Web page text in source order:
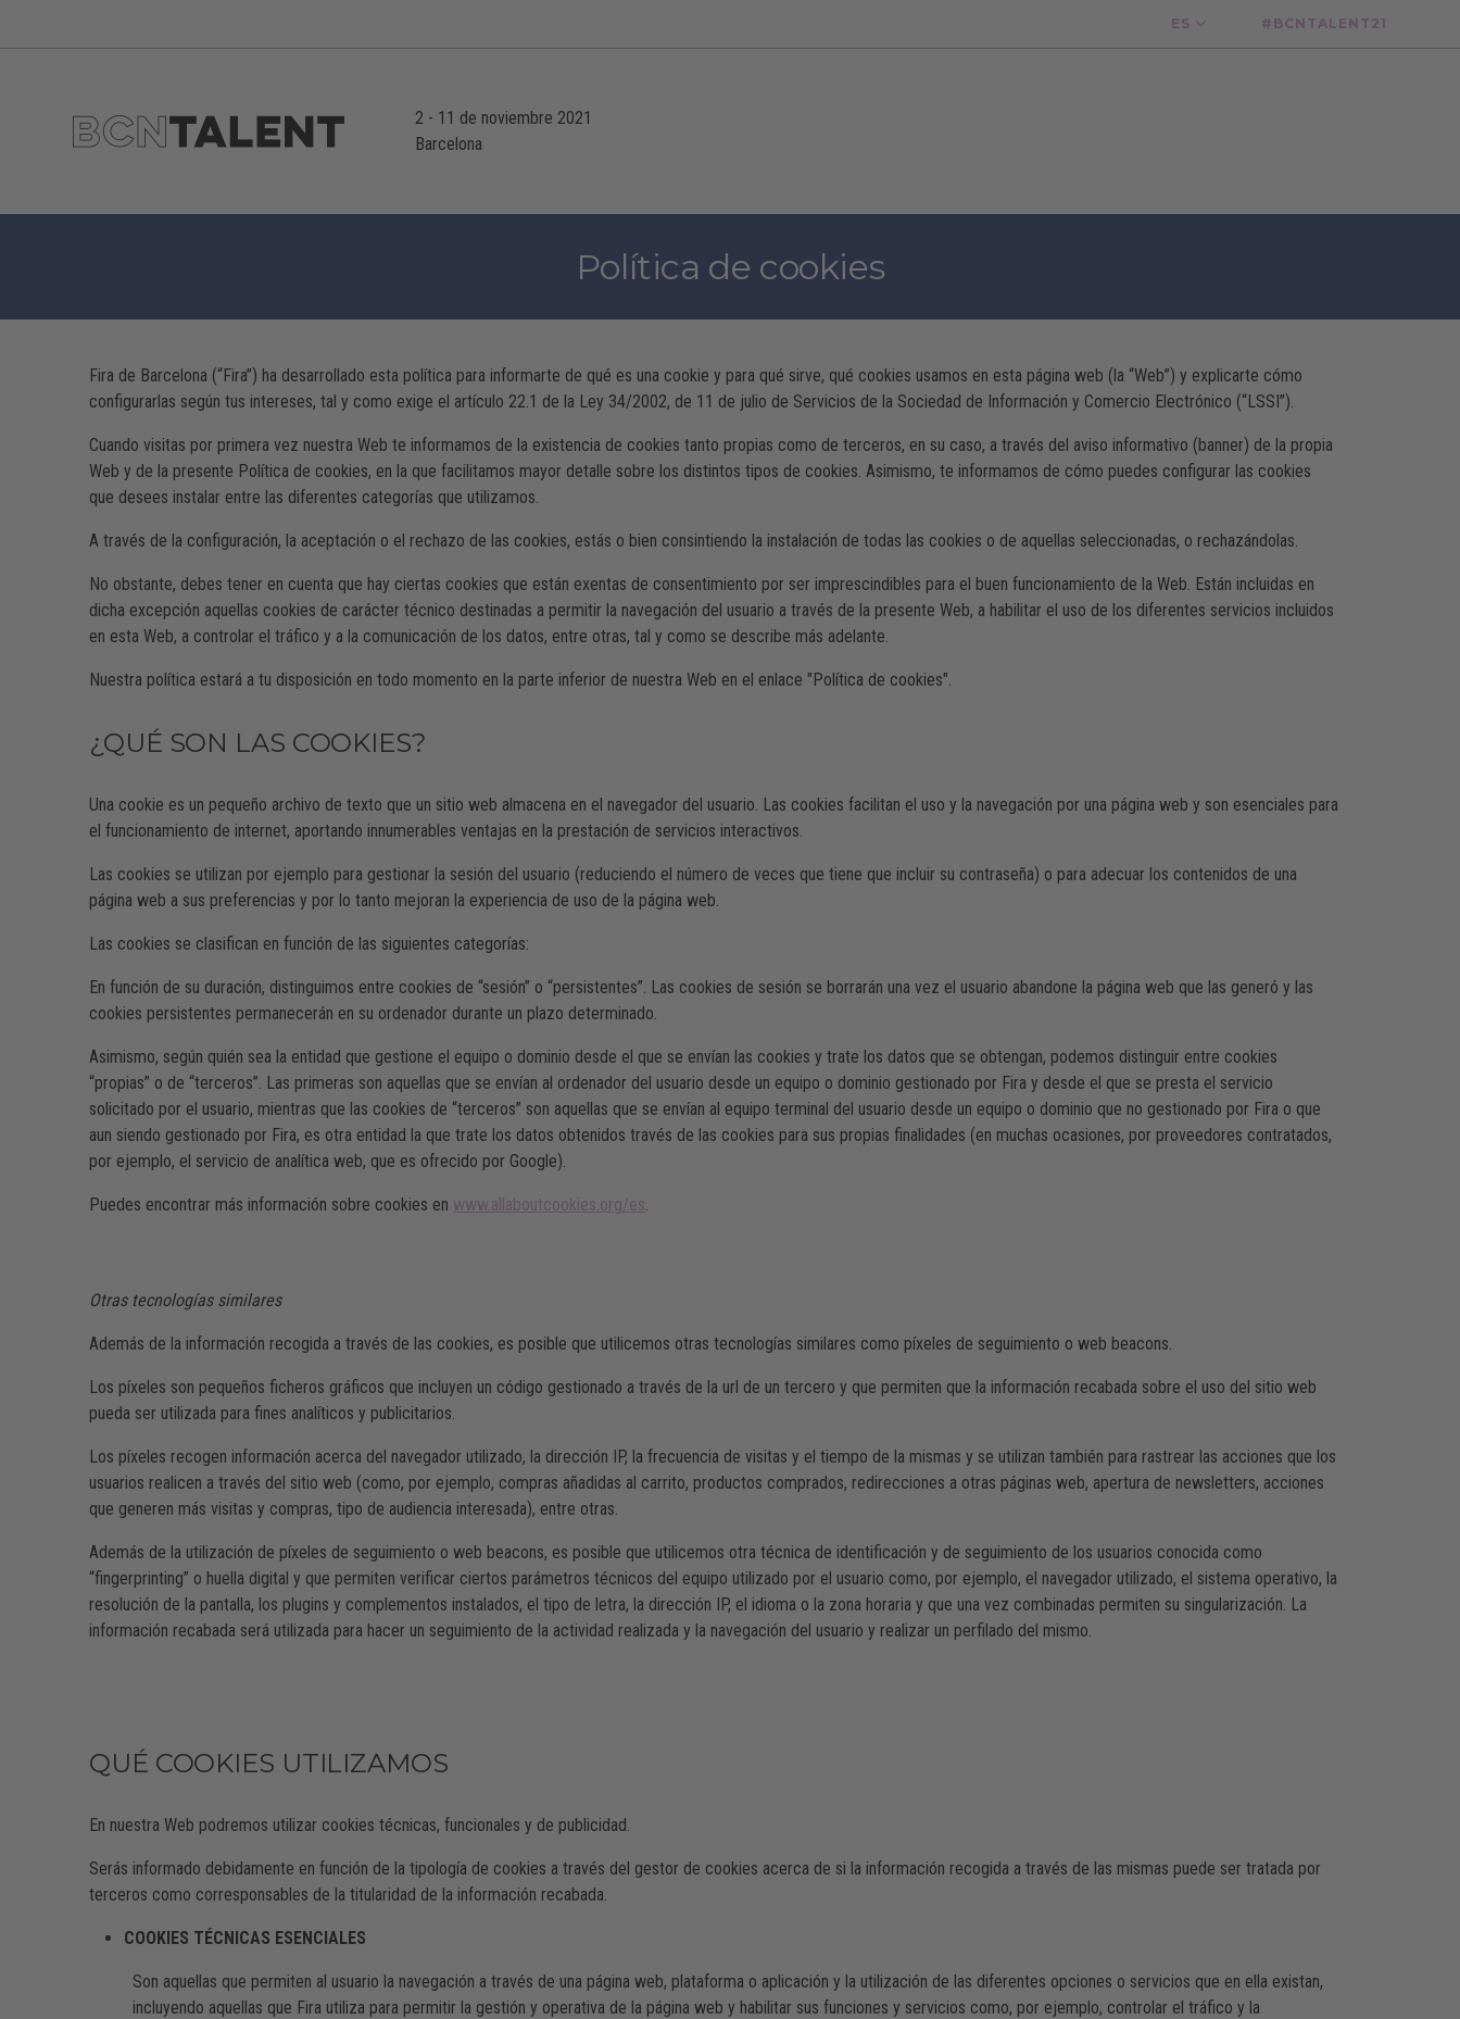
ES #BCNTALENT21
2 - 11 de noviembre 2021
Barcelona
Política de cookies
Fira de Barcelona (“Fira”) ha desarrollado esta política para informarte de qué es una cookie y para qué sirve, qué cookies usamos en esta página web (la “Web”) y explicarte cómo
configurarlas según tus intereses, tal y como exige el artículo 22.1 de la Ley 34/2002, de 11 de julio de Servicios de la Sociedad de Información y Comercio Electrónico (“LSSI”).
Cuando visitas por primera vez nuestra Web te informamos de la existencia de cookies tanto propias como de terceros, en su caso, a través del aviso informativo (banner) de la propia
Web y de la presente Política de cookies, en la que facilitamos mayor detalle sobre los distintos tipos de cookies. Asimismo, te informamos de cómo puedes configurar las cookies
que desees instalar entre las diferentes categorías que utilizamos.
A través de la configuración, la aceptación o el rechazo de las cookies, estás o bien consintiendo la instalación de todas las cookies o de aquellas seleccionadas, o rechazándolas.
No obstante, debes tener en cuenta que hay ciertas cookies que están exentas de consentimiento por ser imprescindibles para el buen funcionamiento de la Web. Están incluidas en
dicha excepción aquellas cookies de carácter técnico destinadas a permitir la navegación del usuario a través de la presente Web, a habilitar el uso de los diferentes servicios incluidos
en esta Web, a controlar el tráfico y a la comunicación de los datos, entre otras, tal y como se describe más adelante.
Nuestra política estará a tu disposición en todo momento en la parte inferior de nuestra Web en el enlace "Política de cookies".
¿QUÉ SON LAS COOKIES?
Una cookie es un pequeño archivo de texto que un sitio web almacena en el navegador del usuario. Las cookies facilitan el uso y la navegación por una página web y son esenciales para
el funcionamiento de internet, aportando innumerables ventajas en la prestación de servicios interactivos.
Las cookies se utilizan por ejemplo para gestionar la sesión del usuario (reduciendo el número de veces que tiene que incluir su contraseña) o para adecuar los contenidos de una
página web a sus preferencias y por lo tanto mejoran la experiencia de uso de la página web.
Las cookies se clasifican en función de las siguientes categorías:
En función de su duración, distinguimos entre cookies de “sesión” o “persistentes”. Las cookies de sesión se borrarán una vez el usuario abandone la página web que las generó y las
cookies persistentes permanecerán en su ordenador durante un plazo determinado.
Asimismo, según quién sea la entidad que gestione el equipo o dominio desde el que se envían las cookies y trate los datos que se obtengan, podemos distinguir entre cookies
“propias” o de “terceros”. Las primeras son aquellas que se envían al ordenador del usuario desde un equipo o dominio gestionado por Fira y desde el que se presta el servicio
solicitado por el usuario, mientras que las cookies de “terceros” son aquellas que se envían al equipo terminal del usuario desde un equipo o dominio que no gestionado por Fira o que
aun siendo gestionado por Fira, es otra entidad la que trate los datos obtenidos través de las cookies para sus propias finalidades (en muchas ocasiones, por proveedores contratados,
por ejemplo, el servicio de analítica web, que es ofrecido por Google).
Puedes encontrar más información sobre cookies en www.allaboutcookies.org/es.
Otras tecnologías similares
Además de la información recogida a través de las cookies, es posible que utilicemos otras tecnologías similares como píxeles de seguimiento o web beacons.
Los píxeles son pequeños ficheros gráficos que incluyen un código gestionado a través de la url de un tercero y que permiten que la información recabada sobre el uso del sitio web
pueda ser utilizada para fines analíticos y publicitarios.
Los píxeles recogen información acerca del navegador utilizado, la dirección IP, la frecuencia de visitas y el tiempo de la mismas y se utilizan también para rastrear las acciones que los
usuarios realicen a través del sitio web (como, por ejemplo, compras añadidas al carrito, productos comprados, redirecciones a otras páginas web, apertura de newsletters, acciones
que generen más visitas y compras, tipo de audiencia interesada), entre otras.
Además de la utilización de píxeles de seguimiento o web beacons, es posible que utilicemos otra técnica de identificación y de seguimiento de los usuarios conocida como
“fingerprinting” o huella digital y que permiten verificar ciertos parámetros técnicos del equipo utilizado por el usuario como, por ejemplo, el navegador utilizado, el sistema operativo, la
resolución de la pantalla, los plugins y complementos instalados, el tipo de letra, la dirección IP, el idioma o la zona horaria y que una vez combinadas permiten su singularización. La
información recabada será utilizada para hacer un seguimiento de la actividad realizada y la navegación del usuario y realizar un perfilado del mismo.
QUÉ COOKIES UTILIZAMOS
En nuestra Web podremos utilizar cookies técnicas, funcionales y de publicidad.
Serás informado debidamente en función de la tipología de cookies a través del gestor de cookies acerca de si la información recogida a través de las mismas puede ser tratada por
terceros como corresponsables de la titularidad de la información recabada.
COOKIES TÉCNICAS ESENCIALES
Son aquellas que permiten al usuario la navegación a través de una página web, plataforma o aplicación y la utilización de las diferentes opciones o servicios que en ella existan,
incluyendo aquellas que Fira utiliza para permitir la gestión y operativa de la página web y habilitar sus funciones y servicios como, por ejemplo, controlar el tráfico y la